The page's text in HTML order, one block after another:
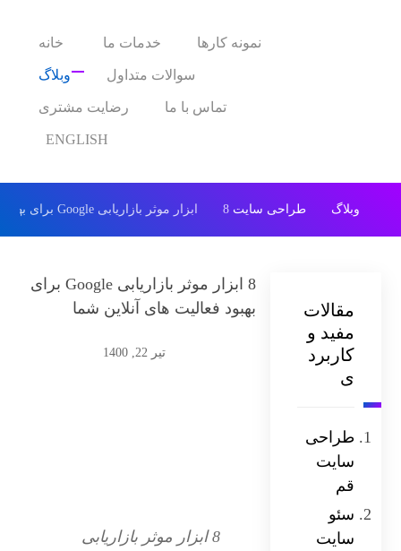
خانه خدمات ما نمونه کارها
وبلاگ سوالات متداول
رضایت مشتری تماس با ما
ENGLISH
وبلاگ طراحی سایت 8 ابزار موثر بازاریابی Google برای بهبود فعالیت های آنلاین شما
8 ابزار موثر بازاریابی Google برای
بهبود فعالیت های آنلاین شما
تیر 22, 1400
8 ابزار موثر بازاریابی
مقالات
مفید و
کاربرد
ی
طراحی
سایت
قم
سئو
سایت